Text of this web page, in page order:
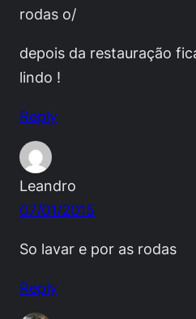
rodas o/
depois da restauração
lindo !
Reply
Leandro
07/01/2015
So lavar e por as rodas
Reply